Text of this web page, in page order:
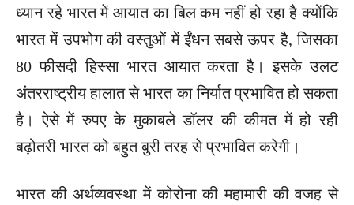
ध्यान रहे भारत में आयात का बिल कम नहीं हो रहा है क्योंकि
भारत में उपभोग की वस्तुओं में ईंधन सबसे ऊपर है, जिसका
80 फीसदी हिस्सा भारत आयात करता है। इसके उलट
अंतरराष्ट्रीय हालात से भारत का निर्यात प्रभावित हो सकता
है। ऐसे में रुपए के मुकाबले डॉलर की कीमत में हो रही
बढ़ोतरी भारत को बहुत बुरी तरह से प्रभावित करेगी।
भारत की अर्थव्यवस्था में कोरोना की महामारी की वजह से